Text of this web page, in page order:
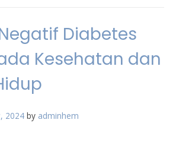
Diabetes
Kesehatan dan
2024 by adminhem